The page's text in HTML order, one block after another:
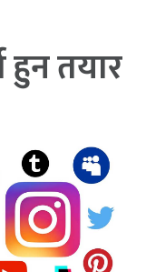
हुन तयार